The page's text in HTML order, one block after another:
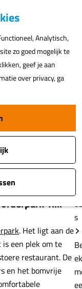
Analytisch,
zo goed mogelijk te
geef je aan
over privacy, ga
s
dit stoere fort en
R...
. Het ligt aan de
een plek om te
restaurant. De
en het bomvrije